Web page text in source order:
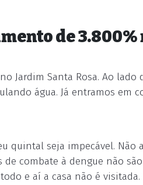
de 3.800%
Jardim Santa Rosa. Ao
água. Já entramos em
quintal seja impecável.
combate à dengue não
e aí a casa não é visitada.